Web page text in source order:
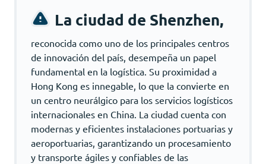
La ciudad de Shenzhen,
reconocida como uno de los principales centros
de innovación del país, desempeña un papel
fundamental en la logística. Su proximidad a
Hong Kong es innegable, lo que la convierte en
un centro neurálgico para los servicios logísticos
internacionales en China. La ciudad cuenta con
modernas y eficientes instalaciones portuarias y
aeroportuarias, garantizando un procesamiento
y transporte ágiles y confiables de las